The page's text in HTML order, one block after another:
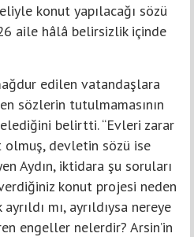
konut yapılacağı sözü
aile hâlâ belirsizlik içinde
edilen vatandaşlara
sözlerin tutulmamasının
belirtti. “Evleri zarar
devletin sözü ise
Aydın, iktidara şu soruları
konut projesi neden
mı, ayrıldıysa nereye
engeller nelerdir? Arsin’in